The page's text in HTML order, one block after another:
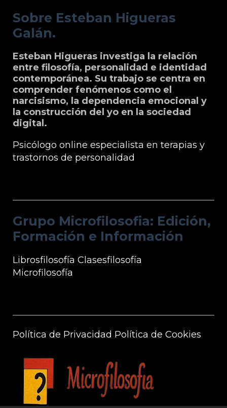
Sobre Esteban Higueras
Galán.
Esteban Higueras investiga la relación
entre filosofía, personalidad e identidad
contemporánea. Su trabajo se centra en
comprender fenómenos como el
narcisismo, la dependencia emocional y
la construcción del yo en la sociedad
digital.
Psicólogo online especialista en terapias y
trastornos de personalidad
Grupo Microfilosofia: Edición,
Formación e Información
Librosfilosofía Clasesfilosofía
Microfilosofía
Política de Privacidad Política de Cookies